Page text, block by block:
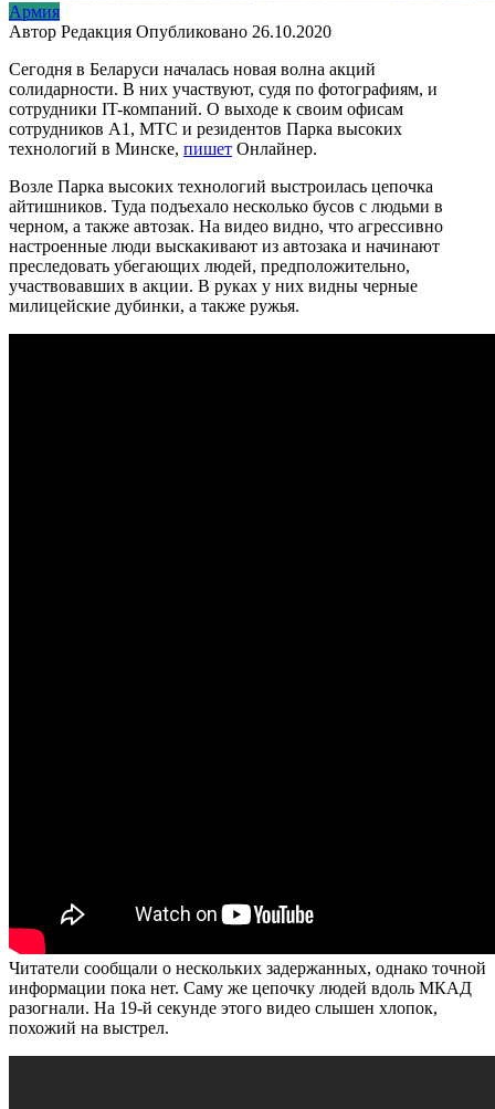
Армия
Автор Редакция Опубликовано 26.10.2020
Сегодня в Беларуси началась новая волна акций
солидарности. В них участвуют, судя по фотографиям, и
сотрудники IT-компаний. О выходе к своим офисам
сотрудников A1, МТС и резидентов Парка высоких
технологий в Минске, пишет Онлайнер.
Возле Парка высоких технологий выстроилась цепочка
айтишников. Туда подъехало несколько бусов с людьми в
черном, а также автозак. На видео видно, что агрессивно
настроенные люди выскакивают из автозака и начинают
преследовать убегающих людей, предположительно,
участвовавших в акции. В руках у них видны черные
милицейские дубинки, а также ружья.
Читатели сообщали о нескольких задержанных, однако точной
информации пока нет. Саму же цепочку людей вдоль МКАД
разогнали. На 19-й секунде этого видео слышен хлопок,
похожий на выстрел.